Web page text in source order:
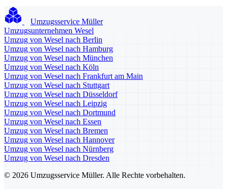
Umzugsservice Müller
Umzugsunternehmen Wesel
Umzug von Wesel nach Berlin
Umzug von Wesel nach Hamburg
Umzug von Wesel nach München
Umzug von Wesel nach Köln
Umzug von Wesel nach Frankfurt am Main
Umzug von Wesel nach Stuttgart
Umzug von Wesel nach Düsseldorf
Umzug von Wesel nach Leipzig
Umzug von Wesel nach Dortmund
Umzug von Wesel nach Essen
Umzug von Wesel nach Bremen
Umzug von Wesel nach Hannover
Umzug von Wesel nach Nürnberg
Umzug von Wesel nach Dresden
© 2026 Umzugsservice Müller. Alle Rechte vorbehalten.